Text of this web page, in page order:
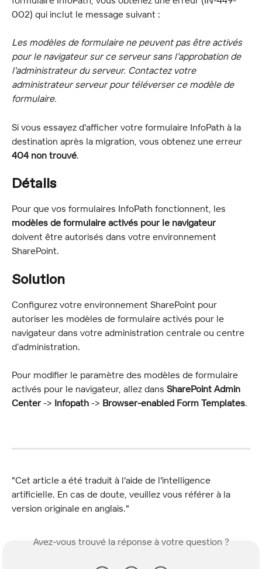
002) qui inclut le message suivant :
Les modèles de formulaire ne peuvent pas être activés
pour le navigateur sur ce serveur sans l'approbation de
l'administrateur du serveur. Contactez votre
administrateur serveur pour téléverser ce modèle de
formulaire.
Si vous essayez d'afficher votre formulaire InfoPath à la
destination après la migration, vous obtenez une erreur
404 non trouvé.
Détails
Pour que vos formulaires InfoPath fonctionnent, les
modèles de formulaire activés pour le navigateur
doivent être autorisés dans votre environnement
SharePoint.
Solution
Configurez votre environnement SharePoint pour
autoriser les modèles de formulaire activés pour le
navigateur dans votre administration centrale ou centre
d’administration.
Pour modifier le paramètre des modèles de formulaire
activés pour le navigateur, allez dans SharePoint Admin
Center -> Infopath -> Browser-enabled Form Templates.
"Cet article a été traduit à l'aide de l'intelligence
artificielle. En cas de doute, veuillez vous référer à la
version originale en anglais."
Avez-vous trouvé la réponse à votre question ?